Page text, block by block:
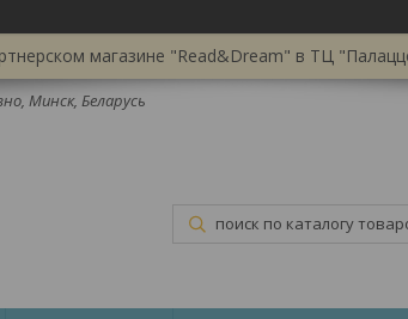
магазине "Read&Dream" в ТЦ
Минск, Беларусь